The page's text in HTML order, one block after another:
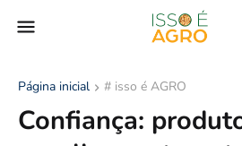
Página inicial # isso é AGRO
Confiança: